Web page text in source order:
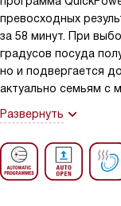
превосходных
за 58 минут. При
градусов посуда
но и подвергается
актуально семьям с
Развернуть